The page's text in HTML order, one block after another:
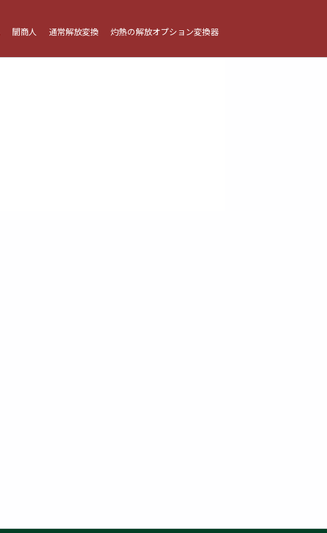
闇商人 通常解放変換 灼熱の解放オプション変換器